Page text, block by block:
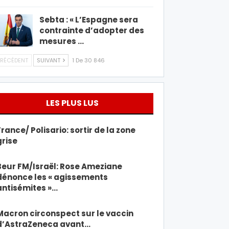
Sebta : « L’Espagne sera
contrainte d’adopter des
mesures …
SUIVANT 1 De 30 846
LES PLUS LUS
Polisario: sortir de la zone
FM/Israël: Rose Ameziane
les « agissements
»…
circonspect sur le vaccin
avant…